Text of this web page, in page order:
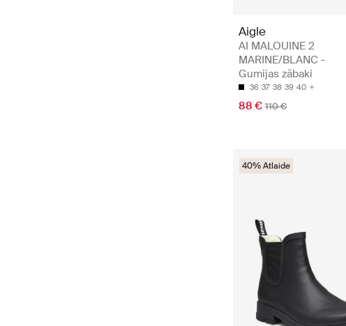
Aigle
AI MALOUINE 2
MARINE/BLANC -
Gumijas zābaki
36 37 38 39 40
88 € 110 €
40% Atlaide